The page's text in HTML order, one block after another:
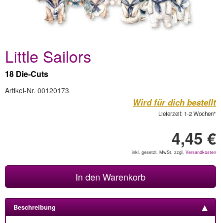
Little Sailors
18 Die-Cuts
Artikel-Nr. 00120173
Wird für dich bestellt
Lieferzeit: 1-2 Wochen*
4,45 €
inkl. gesetzl. MwSt, zzgl. Versandkosten
In den Warenkorb
Beschreibung